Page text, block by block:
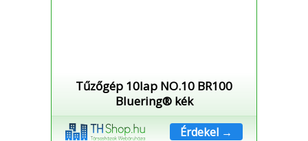
Tűzőgép 10lap NO.10 BR100
Bluering® kék
Érdekel →